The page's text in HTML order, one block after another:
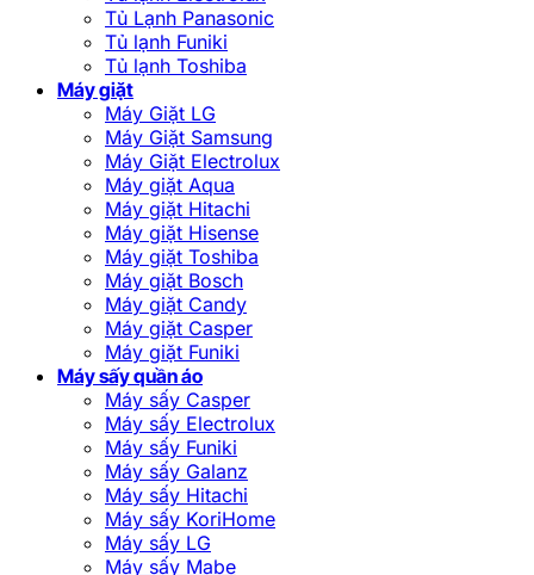
Tủ Lạnh Panasonic
Tủ lạnh Funiki
Tủ lạnh Toshiba
Máy giặt
Máy Giặt LG
Máy Giặt Samsung
Máy Giặt Electrolux
Máy giặt Aqua
Máy giặt Hitachi
Máy giặt Hisense
Máy giặt Toshiba
Máy giặt Bosch
Máy giặt Candy
Máy giặt Casper
Máy giặt Funiki
Máy sấy quần áo
Máy sấy Casper
Máy sấy Electrolux
Máy sấy Funiki
Máy sấy Galanz
Máy sấy Hitachi
Máy sấy KoriHome
Máy sấy LG
Máy sấy Mabe